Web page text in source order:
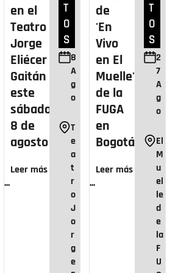
en el
Teatro
Jorge
Eliécer
Gaitán
este
sábado
8 de
agosto
Leer más
...
T
O
S
8
A
g
o
T
e
a
t
r
o
J
o
r
g
e
de
'En
Vivo
en El
Muelle'
de la
FUGA
en
Bogotá
Leer más
...
T
O
S
2
7
A
g
o
El
M
u
el
le
d
e
la
F
U